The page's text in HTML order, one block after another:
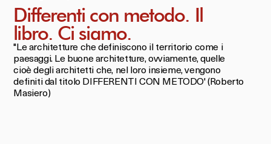
Differenti con metodo. Il
libro. Ci siamo.
"Le architetture che definiscono il territorio come i
paesaggi. Le buone architetture, ovviamente, quelle
cioè degli architetti che, nel loro insieme, vengono
definiti dal titolo DIFFERENTI CON METODO' (Roberto
Masiero)